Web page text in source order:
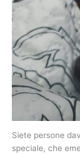
Siete persone
speciale, che